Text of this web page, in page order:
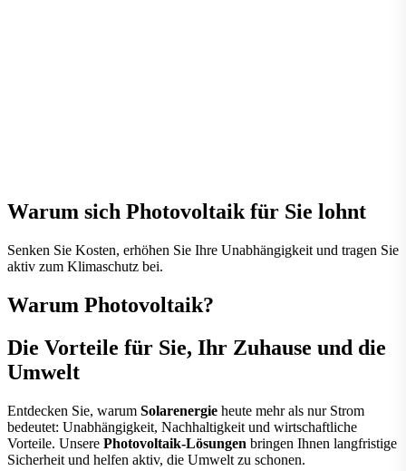
Warum sich Photovoltaik für Sie lohnt
Senken Sie Kosten, erhöhen Sie Ihre Unabhängigkeit und tragen Sie
aktiv zum Klimaschutz bei.
Warum Photovoltaik?
Die Vorteile für Sie, Ihr Zuhause und die
Umwelt
Entdecken Sie, warum Solarenergie heute mehr als nur Strom
bedeutet: Unabhängigkeit, Nachhaltigkeit und wirtschaftliche
Vorteile. Unsere Photovoltaik-Lösungen bringen Ihnen langfristige
Sicherheit und helfen aktiv, die Umwelt zu schonen.